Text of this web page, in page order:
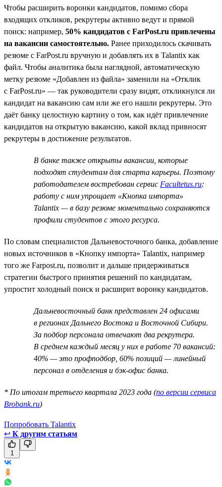
Чтобы расширить воронки кандидатов, помимо сбора
входящих откликов, рекрутеры активно ведут и прямой
поиск: например, 50% кандидатов с FarPost.ru привлечены
на вакансии самостоятельно. Ранее приходилось скачивать
резюме с FarPost.ru вручную и добавлять их в Talantix как
файл. Чтобы аналитика была наглядной, автоматическую
метку резюме «Добавлен из файла» заменили на «Отклик
с FarPost.ru» — так руководители сразу видят, откликнулся ли
кандидат на вакансию сам или же его нашли рекрутеры. Это
даёт банку целостную картину о том, как идёт привлечение
кандидатов на открытую вакансию, какой вклад привносят
рекрутеры в достижение результатов.
В банке также открыты вакансии, которые
подходят студентам для старта карьеры. Поэтому
работодателем востребован сервис Facultetus.ru:
работу с ним упрощает «Кнопка импорта»
Talantix — в базу резюме моментально сохраняются
профили студентов с этого ресурса.
По словам специалистов Дальневосточного банка, добавление
новых источников в «Кнопку импорта» Talantix, например
того же Farpost.ru, позволит и дальше придерживаться
стратегии быстрого принятия решений по кандидатам,
упростит холодный поиск и расширит воронку кандидатов.
Дальневосточный банк представлен 24 офисами
в регионах Дальнего Востока и Восточной Сибири.
За подбор персонала отвечают два рекрутера.
В среднем каждый месяц у них в работе 70 вакансий:
40% — это профподбор, 60% позиций — линейный
персонал в отделения и бэк-офис банка.
* По итогам третьего квартала 2023 года (по версии сервиса
Brobank.ru)
Попробовать Talantix
↩ К другим статьям
1